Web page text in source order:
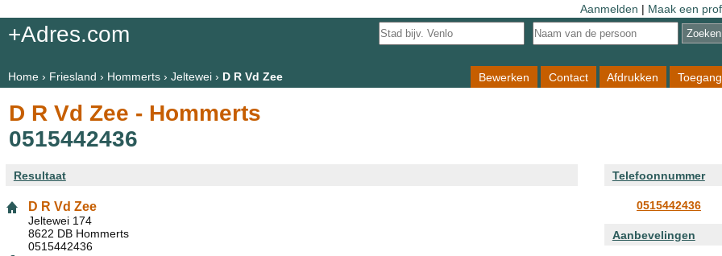
Aanmelden | Maak een
+Adres.com
Home› Friesland › Hommerts› Jeltewei› D R Vd Zee Bewerken Contact Afdrukken Toegang
D R Vd Zee - Hommerts
0515442436
Resultaat
D R Vd Zee
Jeltewei 174
8622 DB Hommerts
0515442436
Telefoonnummer
0515442436
Aanbevelingen